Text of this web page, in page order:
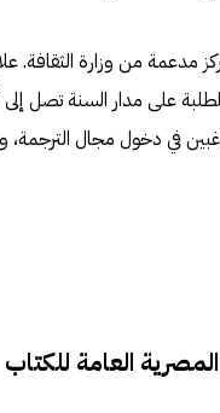
مدعمة من وزارة الثقافة.
في دخول مجال الترجمة،
العامة للكتاب